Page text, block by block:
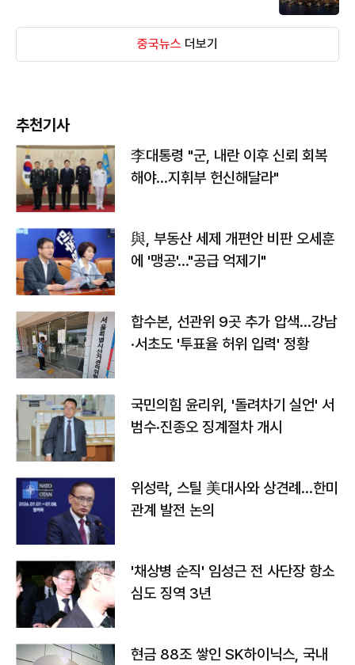
중국뉴스 더보기
추천기사
李대통령 "군, 내란 이후 신뢰 회복
해야…지휘부 헌신해달라"
與, 부동산 세제 개편안 비판 오세훈
에 '맹공'…"공급 억제기"
합수본, 선관위 9곳 추가 압색…강남
·서초도 '투표율 허위 입력' 정황
국민의힘 윤리위, '돌려차기 실언' 서
범수·진종오 징계절차 개시
위성락, 스틸 美대사와 상견례…한미
관계 발전 논의
'채상병 순직' 임성근 전 사단장 항소
심도 징역 3년
현금 88조 쌓인 SK하이닉스, 국내